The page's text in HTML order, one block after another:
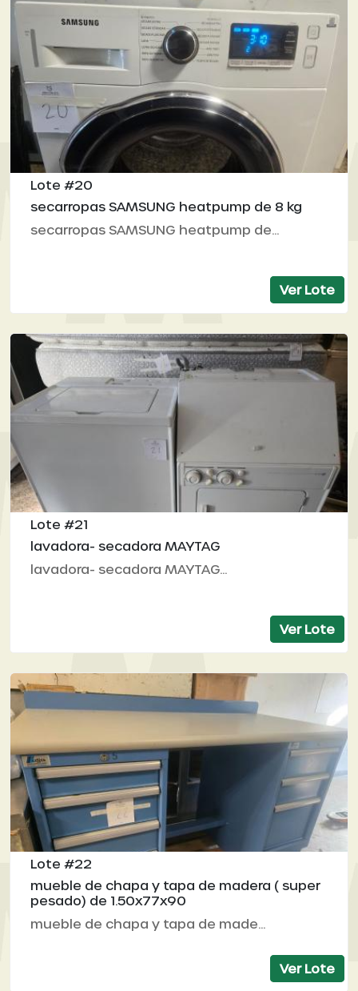
Lote #20
secarropas SAMSUNG heatpump de 8 kg
secarropas SAMSUNG heatpump de...
Ver Lote
Lote #21
lavadora- secadora MAYTAG
lavadora- secadora MAYTAG...
Ver Lote
Lote #22
mueble de chapa y tapa de madera ( super
pesado) de 1.50x77x90
mueble de chapa y tapa de made...
Ver Lote